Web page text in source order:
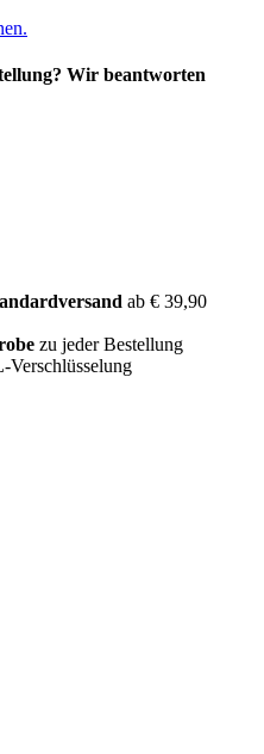
Wir beantworten
ab € 39,90
zu jeder Bestellung
Verschlüsselung